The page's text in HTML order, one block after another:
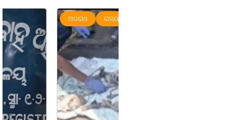
ରାଜ୍ୟ